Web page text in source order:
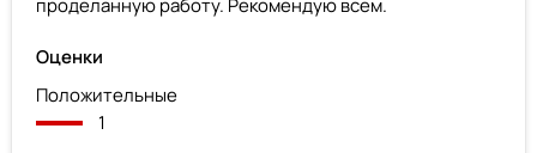
Оценки
Положительные
1